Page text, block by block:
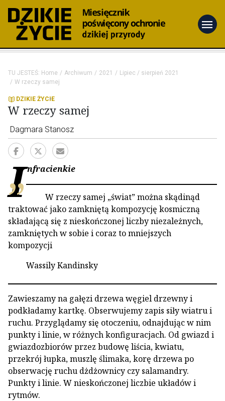
menu
TU JESTEŚ: Home Archiwum 2021
Lipiec / sierpień 2021
W rzeczy samej
DZIKIE ŻYCIE
W rzeczy samej
Dagmara Stanosz
Infracienkie
W rzeczy samej „świat” można skądinąd
traktować jako zamkniętą kompozycję kosmiczną
składającą się z nieskończonej liczby niezależnych,
zamkniętych w sobie i coraz to mniejszych
kompozycji
Wassily Kandinsky
Zawieszamy na gałęzi drzewa węgiel drzewny i
podkładamy kartkę. Obserwujemy zapis siły wiatru i
ruchu. Przyglądamy się otoczeniu, odnajdując w nim
punkty i linie, w różnych konfiguracjach. Od gwiazd i
gwiazdozbiorów przez budowę liścia, kwiatu,
przekrój łupka, muszlę ślimaka, korę drzewa po
obserwację ruchu dżdżownicy czy salamandry.
Punkty i linie. W nieskończonej liczbie układów i
rytmów.